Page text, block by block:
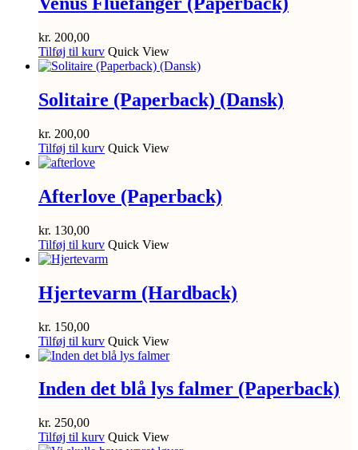
kr. 200,00
Tilføj til kurv Quick View
Solitaire (Paperback) (Dansk)
kr. 200,00
Tilføj til kurv Quick View
Afterlove (Paperback)
kr. 130,00
Tilføj til kurv Quick View
Hjertevarm (Hardback)
kr. 150,00
Tilføj til kurv Quick View
Inden det blå lys falmer (Paperback)
kr. 250,00
Tilføj til kurv Quick View